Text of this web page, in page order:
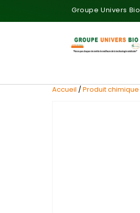
Groupe Univers Bio
Accueil /Produit chimique